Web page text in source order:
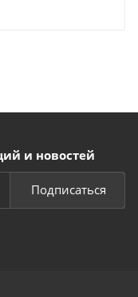
и новостей
Подписаться